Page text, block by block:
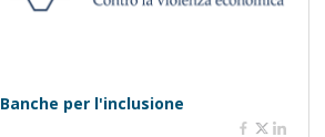
Banche per l'inclusione